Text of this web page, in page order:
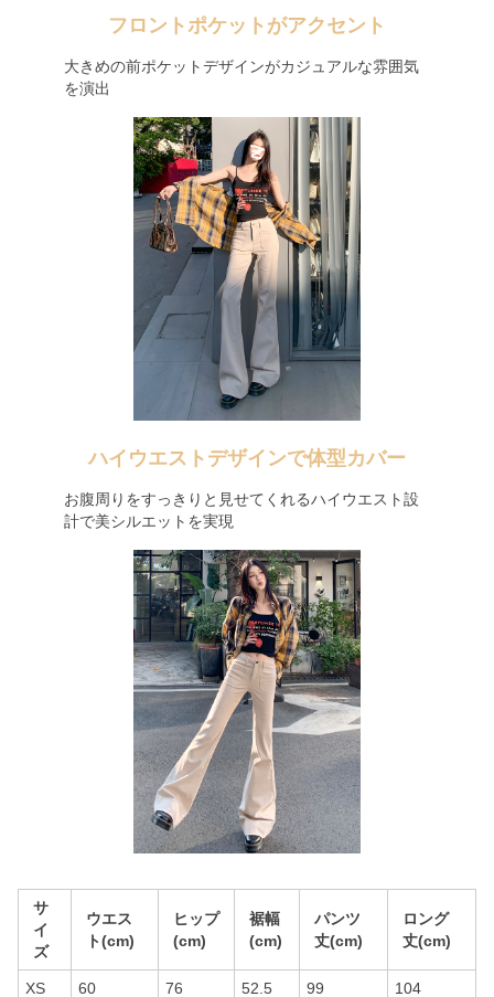
フロントポケットがアクセント
大きめの前ポケットデザインがカジュアルな雰囲気
を演出
ハイウエストデザインで体型カバー
お腹周りをすっきりと見せてくれるハイウエスト設
計で美シルエットを実現
サ
イ
ズ
ウエス
ト(cm)
ヒップ
(cm)
裾幅
(cm)
パンツ
丈(cm)
ロング
丈(cm)
XS 60 76 52.5 99 104